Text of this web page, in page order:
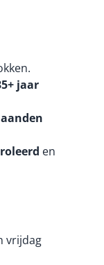
jaar
en
vrijdag